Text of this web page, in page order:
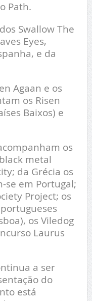
Path.
Swallow The
Eyes,
e da
Agaan e os
os Risen
Baixos) e
os
metal
da Grécia os
se em Portugal;
Project; os
os Viledog
Laurus
a ser
do
está